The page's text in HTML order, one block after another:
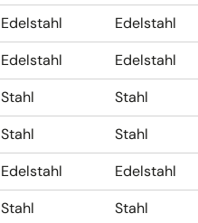
Edelstahl Edelstahl
Edelstahl Edelstahl
Stahl Stahl
Stahl Stahl
Edelstahl Edelstahl
Stahl Stahl